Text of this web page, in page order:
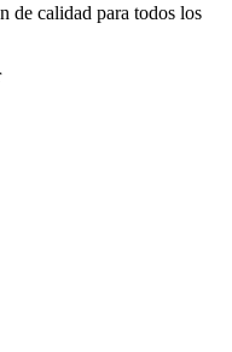
de calidad para todos los